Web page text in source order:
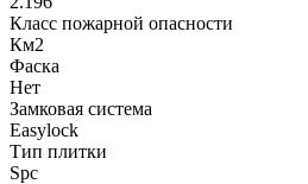
Класс пожарной опасности
Км2
Фаска
Нет
Замковая система
Easylock
Тип плитки
Spc